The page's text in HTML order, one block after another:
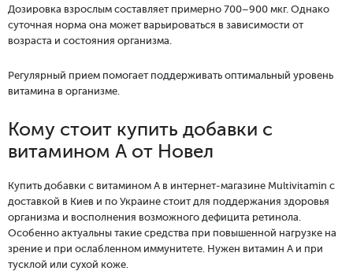
Дозировка взрослым составляет примерно 700–900 мкг. Однако
суточная норма она может варьироваться в зависимости от
возраста и состояния организма.
Регулярный прием помогает поддерживать оптимальный уровень
витамина в организме.
Кому стоит купить добавки с
витамином А от Новел
Купить добавки с витамином А в интернет-магазине Multivitamin с
доставкой в Киев и по Украине стоит для поддержания здоровья
организма и восполнения возможного дефицита ретинола.
Особенно актуальны такие средства при повышенной нагрузке на
зрение и при ослабленном иммунитете. Нужен витамин А и при
тусклой или сухой коже.